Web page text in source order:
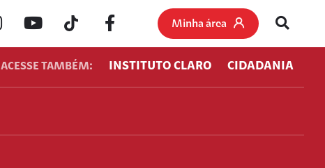
Minha área
ACESSE TAMBÉM: INSTITUTO CLARO CIDADANIA